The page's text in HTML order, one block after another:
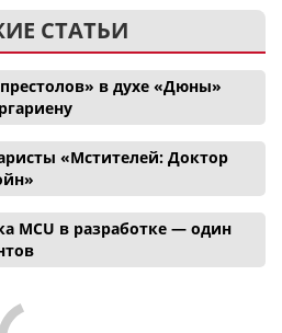
СТАТЬИ
в духе «Дюны»
«Мстителей: Доктор
MCU в разработке — один